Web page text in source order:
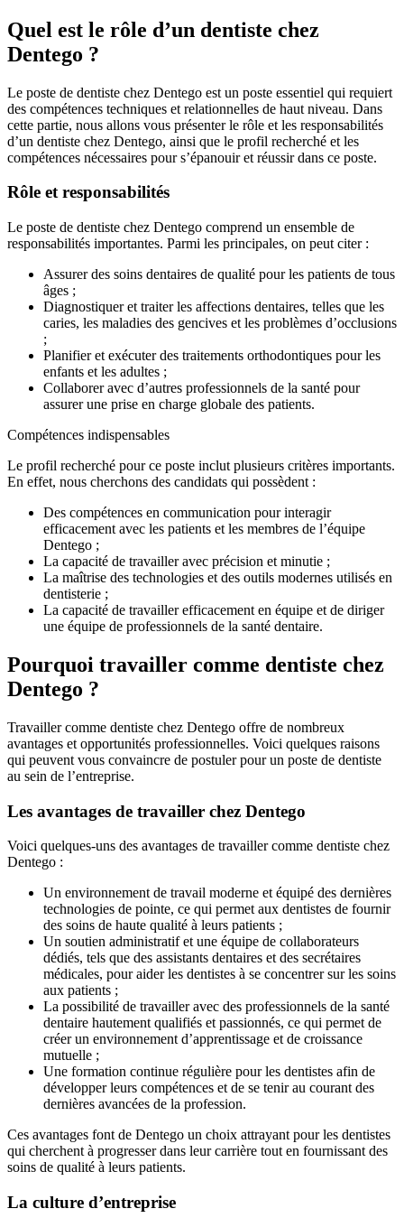
Quel est le rôle d’un dentiste chez
Dentego ?
Le poste de dentiste chez Dentego est un poste essentiel qui requiert
des compétences techniques et relationnelles de haut niveau. Dans
cette partie, nous allons vous présenter le rôle et les responsabilités
d’un dentiste chez Dentego, ainsi que le profil recherché et les
compétences nécessaires pour s’épanouir et réussir dans ce poste.
Rôle et responsabilités
Le poste de dentiste chez Dentego comprend un ensemble de
responsabilités importantes. Parmi les principales, on peut citer :
Assurer des soins dentaires de qualité pour les patients de tous
âges ;
Diagnostiquer et traiter les affections dentaires, telles que les
caries, les maladies des gencives et les problèmes d’occlusions
;
Planifier et exécuter des traitements orthodontiques pour les
enfants et les adultes ;
Collaborer avec d’autres professionnels de la santé pour
assurer une prise en charge globale des patients.
Compétences indispensables
Le profil recherché pour ce poste inclut plusieurs critères importants.
En effet, nous cherchons des candidats qui possèdent :
Des compétences en communication pour interagir
efficacement avec les patients et les membres de l’équipe
Dentego ;
La capacité de travailler avec précision et minutie ;
La maîtrise des technologies et des outils modernes utilisés en
dentisterie ;
La capacité de travailler efficacement en équipe et de diriger
une équipe de professionnels de la santé dentaire.
Pourquoi travailler comme dentiste chez
Dentego ?
Travailler comme dentiste chez Dentego offre de nombreux
avantages et opportunités professionnelles. Voici quelques raisons
qui peuvent vous convaincre de postuler pour un poste de dentiste
au sein de l’entreprise.
Les avantages de travailler chez Dentego
Voici quelques-uns des avantages de travailler comme dentiste chez
Dentego :
Un environnement de travail moderne et équipé des dernières
technologies de pointe, ce qui permet aux dentistes de fournir
des soins de haute qualité à leurs patients ;
Un soutien administratif et une équipe de collaborateurs
dédiés, tels que des assistants dentaires et des secrétaires
médicales, pour aider les dentistes à se concentrer sur les soins
aux patients ;
La possibilité de travailler avec des professionnels de la santé
dentaire hautement qualifiés et passionnés, ce qui permet de
créer un environnement d’apprentissage et de croissance
mutuelle ;
Une formation continue régulière pour les dentistes afin de
développer leurs compétences et de se tenir au courant des
dernières avancées de la profession.
Ces avantages font de Dentego un choix attrayant pour les dentistes
qui cherchent à progresser dans leur carrière tout en fournissant des
soins de qualité à leurs patients.
La culture d’entreprise